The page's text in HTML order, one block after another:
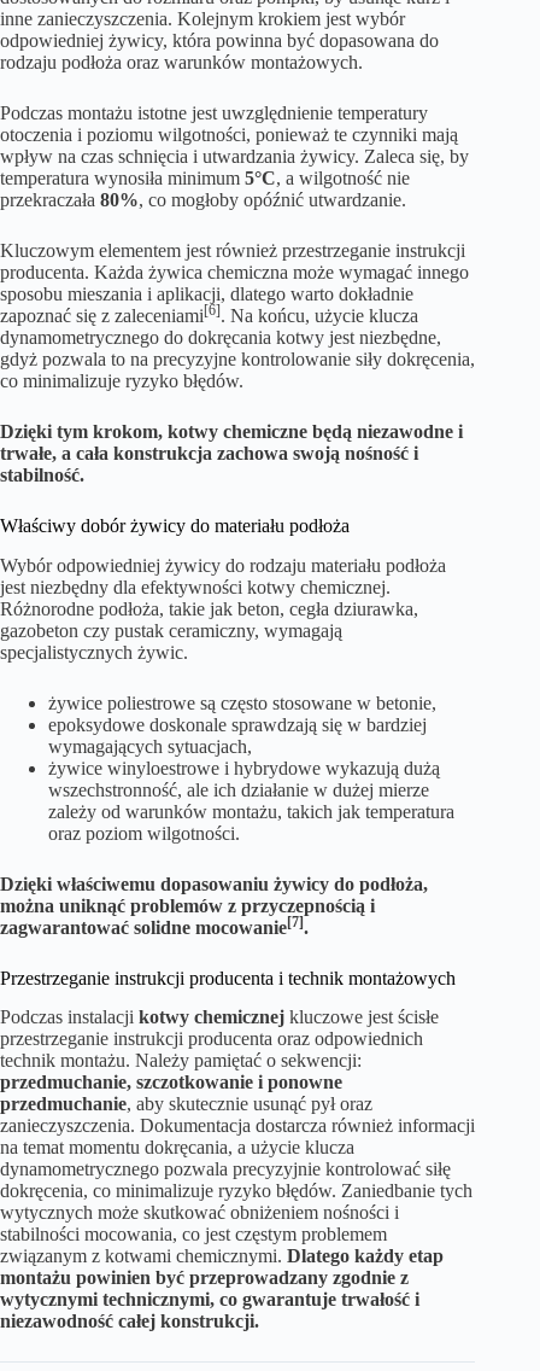
inne zanieczyszczenia. Kolejnym krokiem jest wybór
odpowiedniej żywicy, która powinna być dopasowana do
rodzaju podłoża oraz warunków montażowych.
Podczas montażu istotne jest uwzględnienie temperatury
otoczenia i poziomu wilgotności, ponieważ te czynniki mają
wpływ na czas schnięcia i utwardzania żywicy. Zaleca się, by
temperatura wynosiła minimum 5°C, a wilgotność nie
przekraczała 80%, co mogłoby opóźnić utwardzanie.
Kluczowym elementem jest również przestrzeganie instrukcji
producenta. Każda żywica chemiczna może wymagać innego
sposobu mieszania i aplikacji, dlatego warto dokładnie
zapoznać się z zaleceniami[6]. Na końcu, użycie klucza
dynamometrycznego do dokręcania kotwy jest niezbędne,
gdyż pozwala to na precyzyjne kontrolowanie siły dokręcenia,
co minimalizuje ryzyko błędów.
Dzięki tym krokom, kotwy chemiczne będą niezawodne i
trwałe, a cała konstrukcja zachowa swoją nośność i
stabilność.
Właściwy dobór żywicy do materiału podłoża
Wybór odpowiedniej żywicy do rodzaju materiału podłoża
jest niezbędny dla efektywności kotwy chemicznej.
Różnorodne podłoża, takie jak beton, cegła dziurawka,
gazobeton czy pustak ceramiczny, wymagają
specjalistycznych żywic.
żywice poliestrowe są często stosowane w betonie,
epoksydowe doskonale sprawdzają się w bardziej
wymagających sytuacjach,
żywice winyloestrowe i hybrydowe wykazują dużą
wszechstronność, ale ich działanie w dużej mierze
zależy od warunków montażu, takich jak temperatura
oraz poziom wilgotności.
Dzięki właściwemu dopasowaniu żywicy do podłoża,
można uniknąć problemów z przyczepnością i
zagwarantować solidne mocowanie[7].
Przestrzeganie instrukcji producenta i technik montażowych
Podczas instalacji kotwy chemicznej kluczowe jest ścisłe
przestrzeganie instrukcji producenta oraz odpowiednich
technik montażu. Należy pamiętać o sekwencji:
przedmuchanie, szczotkowanie i ponowne
przedmuchanie, aby skutecznie usunąć pył oraz
zanieczyszczenia. Dokumentacja dostarcza również informacji
na temat momentu dokręcania, a użycie klucza
dynamometrycznego pozwala precyzyjnie kontrolować siłę
dokręcenia, co minimalizuje ryzyko błędów. Zaniedbanie tych
wytycznych może skutkować obniżeniem nośności i
stabilności mocowania, co jest częstym problemem
związanym z kotwami chemicznymi. Dlatego każdy etap
montażu powinien być przeprowadzany zgodnie z
wytycznymi technicznymi, co gwarantuje trwałość i
niezawodność całej konstrukcji.